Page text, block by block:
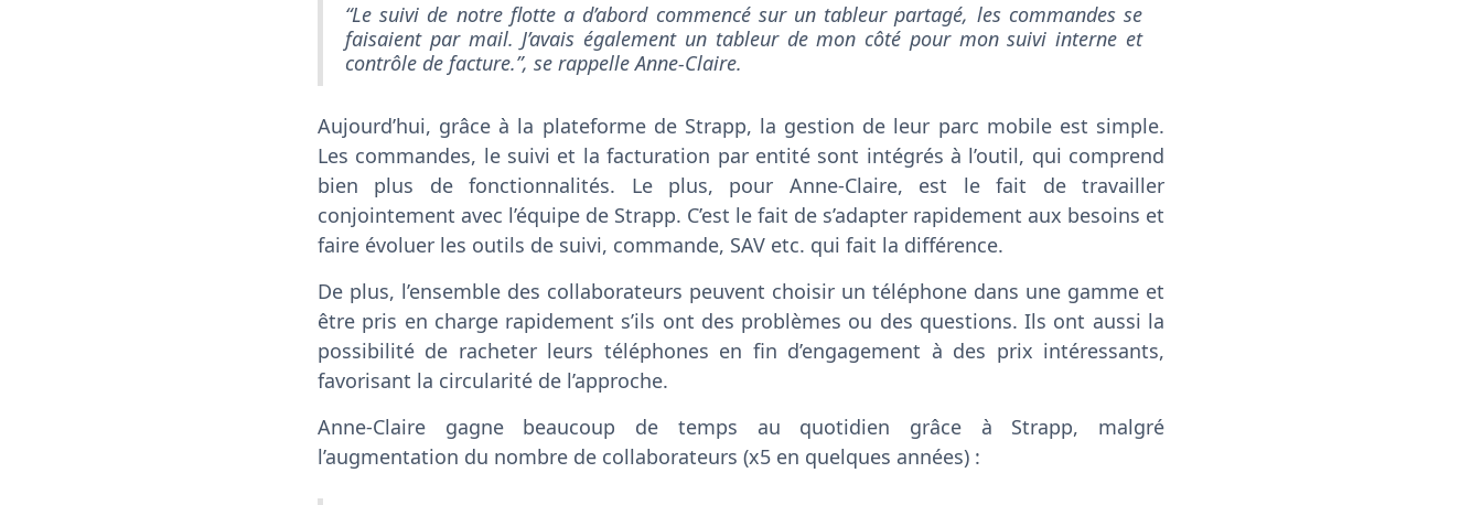
“Le suivi de notre flotte a d’abord commencé sur un tableur partagé, les commandes se
faisaient par mail. J’avais également un tableur de mon côté pour mon suivi interne et
contrôle de facture.”, se rappelle Anne-Claire.
Aujourd’hui, grâce à la plateforme de Strapp, la gestion de leur parc mobile est simple.
Les commandes, le suivi et la facturation par entité sont intégrés à l’outil, qui comprend
bien plus de fonctionnalités. Le plus, pour Anne-Claire, est le fait de travailler
conjointement avec l’équipe de Strapp. C’est le fait de s’adapter rapidement aux besoins et
faire évoluer les outils de suivi, commande, SAV etc. qui fait la différence.
De plus, l’ensemble des collaborateurs peuvent choisir un téléphone dans une gamme et
être pris en charge rapidement s’ils ont des problèmes ou des questions. Ils ont aussi la
possibilité de racheter leurs téléphones en fin d’engagement à des prix intéressants,
favorisant la circularité de l’approche.
Anne-Claire gagne beaucoup de temps au quotidien grâce à Strapp, malgré
l’augmentation du nombre de collaborateurs (x5 en quelques années) :